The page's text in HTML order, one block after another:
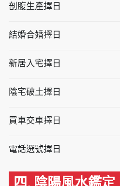
剖腹生產擇日
結婚合婚擇日
新居入宅擇日
陰宅破土擇日
買車交車擇日
電話選號擇日